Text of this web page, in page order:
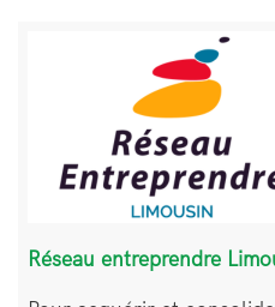
Réseau entreprendre